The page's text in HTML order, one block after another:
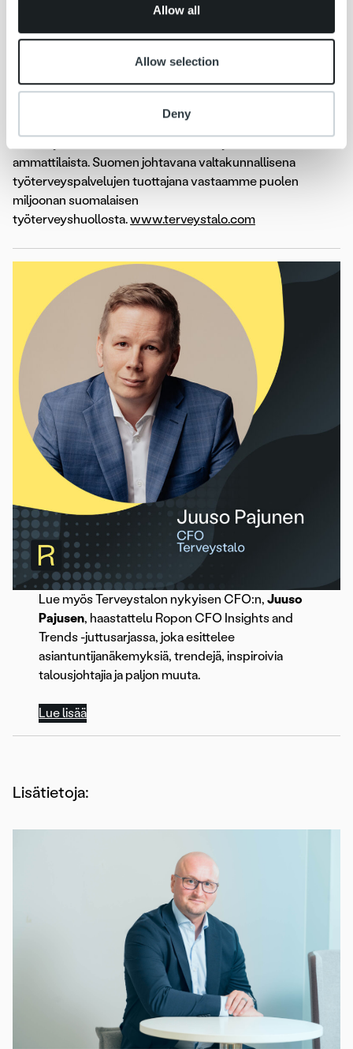
Allow all
Allow selection
Deny
Terveystaloon Suomen verkostoltaan suurin
työterveys-, sairaanhoito- ja tutkimuspalveluja lähes 170
toimipaikassa eri puolilla Suomea. Asiakkaitamme ovat
yksityishenkilöt, yritykset ja yhteisöt, vakuutusyhtiöt sekä
julkinen sektori. Olemme Suomen 15. suurin työllistäjä, ja
ammattilaista. Suomen johtavana valtakunnallisena
työterveyspalvelujen tuottajana vastaamme puolen
miljoonan suomalaisen
työterveyshuollosta.www.terveystalo.com
Lue myös Terveystalon nykyisen CFO:n,Juuso
Pajusen, haastattelu Ropon CFO Insights and
Trends -juttusarjassa, joka esittelee
asiantuntijanäkemyksiä, trendejä, inspiroivia
talousjohtajia ja paljon muuta.
Lue lisää
Lisätietoja: